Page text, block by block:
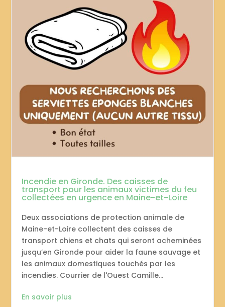
Incendie en Gironde. Des caisses de
transport pour les animaux victimes du feu
collectées en urgence en Maine-et-Loire
Deux associations de protection animale de
Maine-et-Loire collectent des caisses de
transport chiens et chats qui seront acheminées
jusqu’en Gironde pour aider la faune sauvage et
les animaux domestiques touchés par les
incendies. Courrier de l'Ouest Camille...
En savoir plus